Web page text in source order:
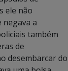
ele não
negava a
também
de
desembarcar do